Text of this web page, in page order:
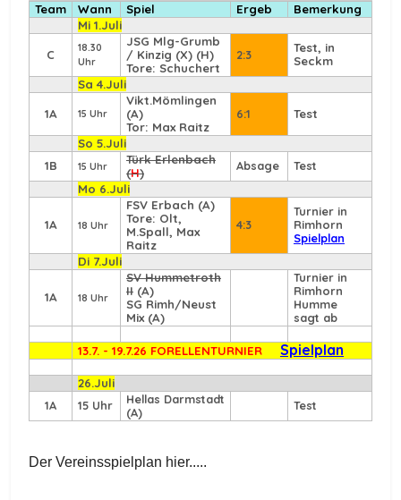
Team Wann Spiel Ergeb
Bemerkung
Mi 1.Juli
C
18.30
Uhr
JSG Mlg-Grumb
/ Kinzig (X) (H)
Tore: Schuchert
2:3
Test, in
Seckm
Sa 4.Juli
1A 15 Uhr
Vikt.Mömlingen
(A)
Tor: Max Raitz
6:1 Test
So 5.Juli
1B
15 Uhr
Türk Erlenbach
(H) Absage
Test
Mo 6.Juli
1A 18 Uhr
FSV Erbach (A)
Tore: Olt,
M.Spall, Max
Raitz
4:3
Turnier in
Rimhorn
Spielplan
Di 7.Juli
1A 18 Uhr
SV Hummetroth
II (A)
SG Rimh/Neust
Mix (A)
Turnier in
Rimhorn
Humme
sagt ab
13.7. - 19.7.26 FORELLENTURNIER Spielplan
26.Juli
1A
15 Uhr
Hellas Darmstadt
(A)
Test
Der Vereinsspielplan hier.....